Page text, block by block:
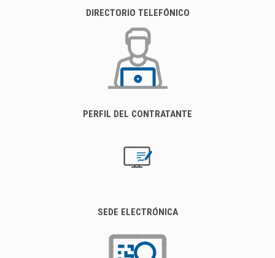
DIRECTORIO TELEFÓNICO
PERFIL DEL CONTRATANTE
SEDE ELECTRÓNICA